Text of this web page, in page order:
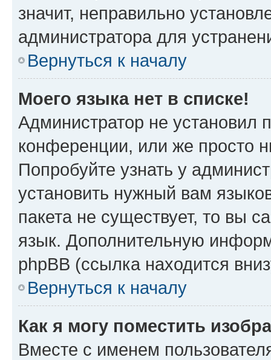
значит, неправильно
администратора для
Вернуться к началу
Моего языка нет в списке!
Администратор не установил
конференции, или же просто
Попробуйте узнать у
установить нужный вам
пакета не существует, то вы
язык. Дополнительную
phpBB (ссылка находится
Вернуться к началу
Как я могу поместить
Вместе с именем